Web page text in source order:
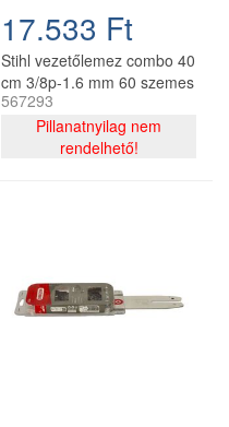
17.533 Ft
Stihl vezetőlemez combo 40
cm 3/8p-1.6 mm 60 szemes
lánccal, Oregon
75DPX060E, 2 db lánc
567293
Pillanatnyilag nem
rendelhető!